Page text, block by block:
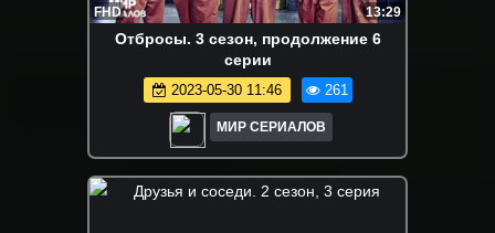
FHD 13:29
Отбросы. 3 сезон, продолжение 6
серии
2023-05-30 11:46 261
МИР СЕРИАЛОВ